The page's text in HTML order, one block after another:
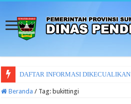
DAFTAR INFORMASI DIKECUALIKAN
Beranda / Tag: bukittingi